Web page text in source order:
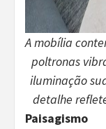
A mobília
poltronas
iluminação
detalhe
Paisagismo